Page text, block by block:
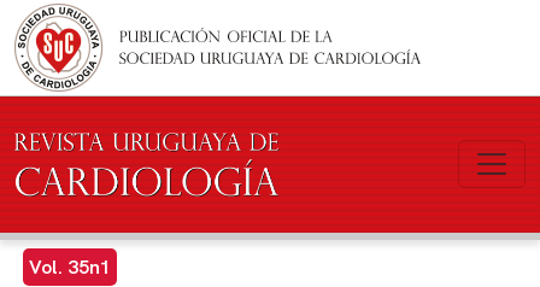
Pasar al contenido principal
Vol. 35n1